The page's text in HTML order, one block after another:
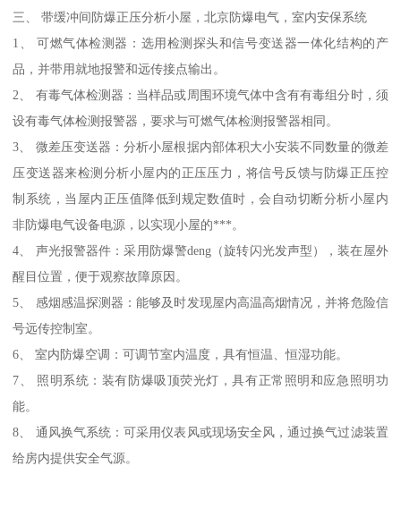
三、 带缓冲间防爆正压分析小屋，北京防爆电气，室内安保系统
1、 可燃气体检测器：选用检测探头和信号变送器一体化结构的产
品，并带用就地报警和远传接点输出。
2、 有毒气体检测器：当样品或周围环境气体中含有有毒组分时，须
设有毒气体检测报警器，要求与可燃气体检测报警器相同。
3、 微差压变送器：分析小屋根据内部体积大小安装不同数量的微差
压变送器来检测分析小屋内的正压压力，将信号反馈与防爆正压控
制系统，当屋内正压值降低到规定数值时，会自动切断分析小屋内
非防爆电气设备电源，以实现小屋的***。
4、 声光报警器件：采用防爆警deng（旋转闪光发声型），装在屋外
醒目位置，便于观察故障原因。
5、 感烟感温探测器：能够及时发现屋内高温高烟情况，并将危险信
号远传控制室。
6、 室内防爆空调：可调节室内温度，具有恒温、恒湿功能。
7、 照明系统：装有防爆吸顶荧光灯，具有正常照明和应急照明功
能。
8、 通风换气系统：可采用仪表风或现场安全风，通过换气过滤装置
给房内提供安全气源。